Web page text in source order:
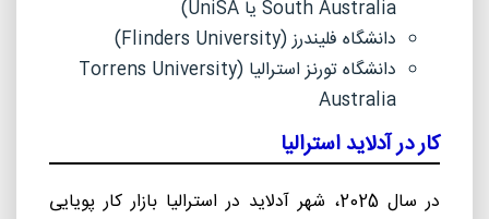
South Australia یا UniSA
)
دانشگاه فلیندرز (Flinders University)
دانشگاه تورنز استرالیا (Torrens University
Australia
کار در آدلاید استرالیا
در سال 2025، شهر آدلاید در استرالیا بازار کار پویایی